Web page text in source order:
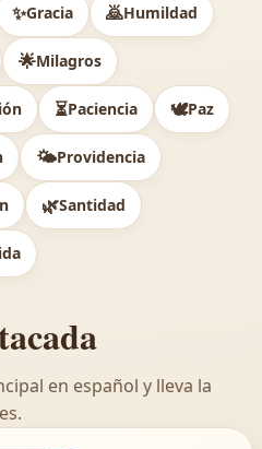
✨Gracia 🙇Humildad
🌟Milagros
⏳Paciencia 🕊️Paz
🌤️Providencia
🌿Santidad
en español y lleva la